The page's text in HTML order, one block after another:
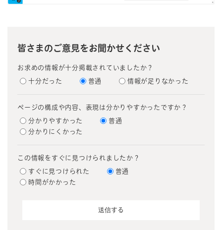
皆さまのご意見をお聞かせください
お求めの情報が十分掲載されていましたか？
十分だった 普通 情報が足りなかった
ページの構成や内容、表現は分かりやすかったですか？
分かりやすかった
普通
分かりにくかった
この情報をすぐに見つけられましたか？
すぐに見つけられた
普通
時間がかかった